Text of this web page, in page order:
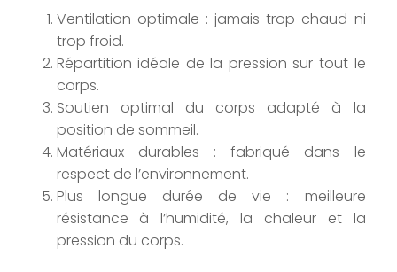
Ventilation optimale : jamais trop chaud ni
trop froid.
Répartition idéale de la pression sur tout le
corps.
Soutien optimal du corps adapté à la
position de sommeil.
Matériaux durables : fabriqué dans le
respect de l’environnement.
Plus longue durée de vie : meilleure
résistance à l’humidité, la chaleur et la
pression du corps.